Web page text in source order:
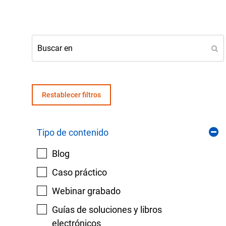
Mantenga sus equipos y procesos críticos en
lecturas fiables de presión y temperatura.
Agua
Restablecer filtros
Tipo de contenido
Blog
Caso práctico
Webinar grabado
Guías de soluciones y libros
electrónicos